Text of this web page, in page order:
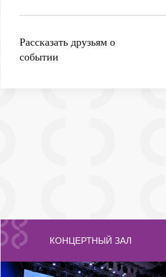
Рассказать друзьям о
событии
КОНЦЕРТНЫЙ ЗАЛ